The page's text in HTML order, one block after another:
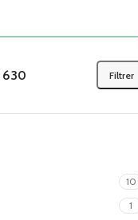
Filtrer
630
10
1